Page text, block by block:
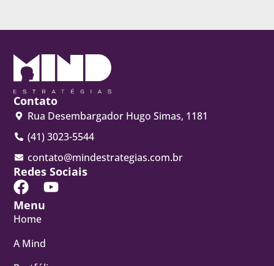
Contato
Rua Desembargador Hugo Simas, 1181
(41) 3023-5544
contato@mindestrategias.com.br
Redes Sociais
Menu
Home
A Mind